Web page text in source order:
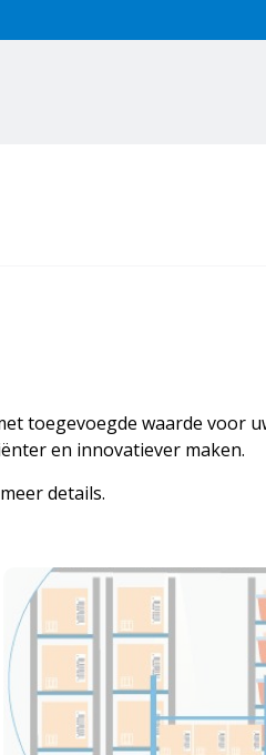
toegevoegde waarde voor
en innovatiever maken.
details.